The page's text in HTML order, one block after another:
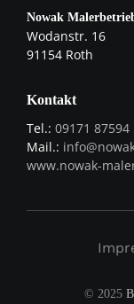
Nowak
Wodanstr. 16
91154 Roth
Kontakt
Tel.: 09171 87594
Mail.:
www.nowak-
© 2025